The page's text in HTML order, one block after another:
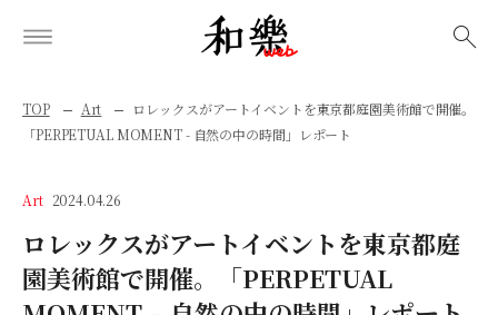
TOP Art
ロレックスがアートイベントを東京都庭園美術館で開催。
「PERPETUAL MOMENT - 自然の中の時間」レポート
Art 2024.04.26
ロレックスがアートイベントを東京都庭
園美術館で開催。「PERPETUAL